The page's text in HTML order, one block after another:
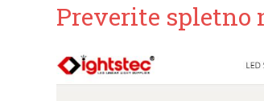
Preverite spletno